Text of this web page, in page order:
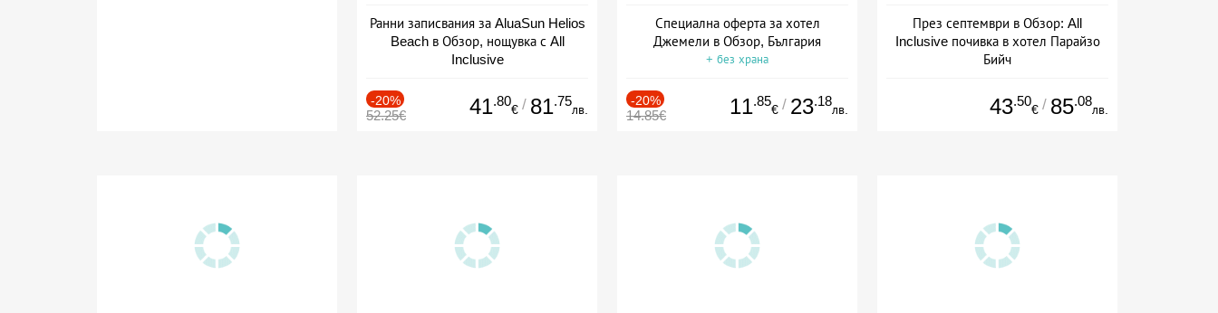
Ранни записвания за AluaSun Helios
Beach в Обзор, нощувка с All
Inclusive
-20%
52.25€ 41.80
€ / 81.75
лв.
Специална оферта за хотел
Джемели в Обзор, България
+ без храна
-20%
14.85€ 11.85
€ / 23.18
лв.
През септември в Обзор: All
Inclusive почивка в хотел Парайзо
Бийч
43.50
€ / 85.08
лв.